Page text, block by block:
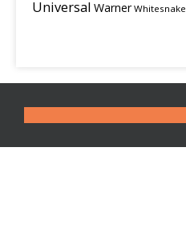
Universal Warner Whitesnake